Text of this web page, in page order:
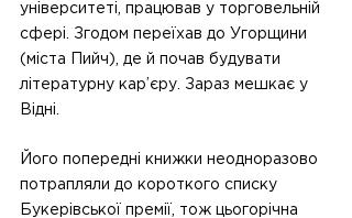
університеті, працював у торговельній
сфері. Згодом переїхав до Угорщини
(міста Пийч), де й почав будувати
літературну кар’єру. Зараз мешкає у
Відні.
Його попередні книжки неодноразово
потрапляли до короткого списку
Букерівської премії, тож цьогорічна